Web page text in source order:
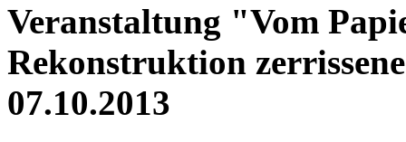
Veranstaltung "Vom
Rekonstruktion
07.10.2013